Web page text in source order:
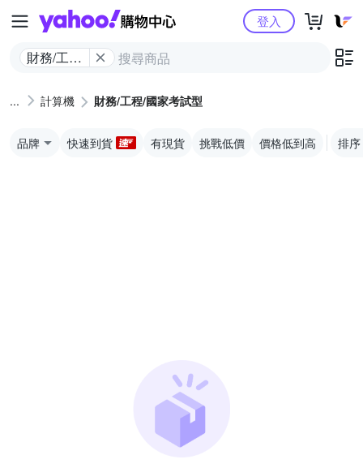
Yahoo購物中心
財務/工程/
型
登入
計算機 財務/工程/國家考試型
品牌 快速到貨 有現貨 挑戰低價 價格低到高 排序